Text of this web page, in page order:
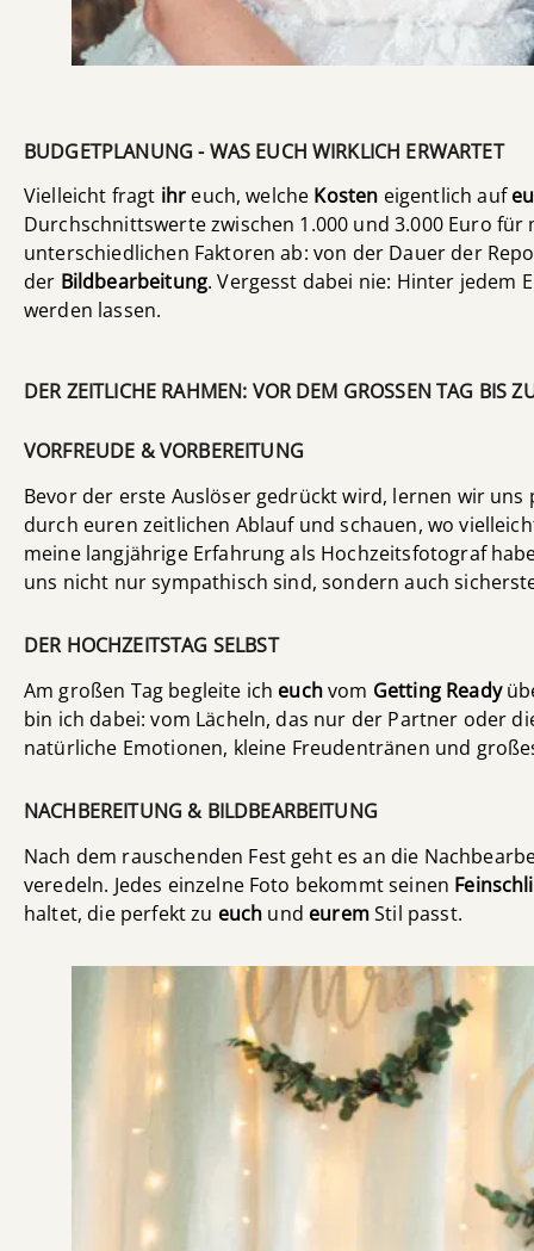
BUDGETPLANUNG - WAS EUCH WIRKLICH ERWARTET
Vielleicht fragt ihr euch, welche Kosten eigentlich auf
Durchschnittswerte zwischen 1.000 und 3.000 Euro
unterschiedlichen Faktoren ab: von der Dauer der
der Bildbearbeitung. Vergesst dabei nie: Hinter jedem
werden lassen.
DER ZEITLICHE RAHMEN: VOR DEM GROSSEN TAG BIS
VORFREUDE & VORBEREITUNG
Bevor der erste Auslöser gedrückt wird, lernen wir
durch euren zeitlichen Ablauf und schauen, wo
meine langjährige Erfahrung als Hochzeitsfotograf
uns nicht nur sympathisch sind, sondern auch
DER HOCHZEITSTAG SELBST
Am großen Tag begleite ich euchvom Getting Ready
bin ich dabei: vom Lächeln, das nur der Partner oder
natürliche Emotionen, kleine Freudentränen und
NACHBEREITUNG & BILDBEARBEITUNG
Nach dem rauschenden Fest geht es an die
veredeln. Jedes einzelne Foto bekommt seinen
haltet, die perfekt zu euch und euremStil passt.